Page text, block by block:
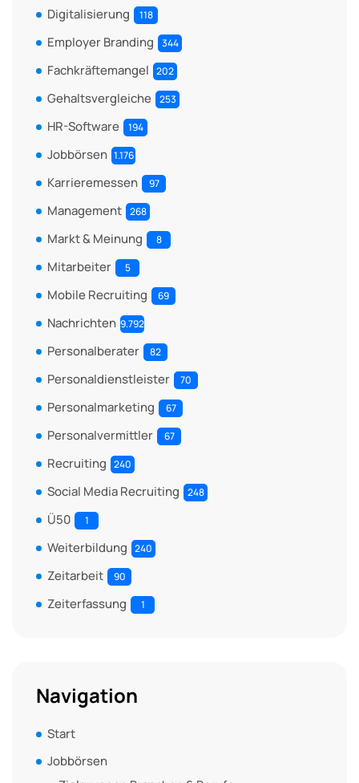
Digitalisierung 118
Employer Branding 344
Fachkräftemangel 202
Gehaltsvergleiche 253
HR-Software 194
Jobbörsen 1.176
Karrieremessen 97
Management 268
Markt & Meinung 8
Mitarbeiter 5
Mobile Recruiting 69
Nachrichten 9.792
Personalberater 82
Personaldienstleister 70
Personalmarketing 67
Personalvermittler 67
Recruiting 240
Social Media Recruiting 248
Ü50 1
Weiterbildung 240
Zeitarbeit 90
Zeiterfassung 1
Navigation
Start
Jobbörsen